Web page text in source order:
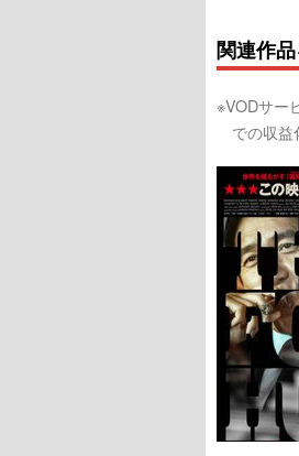
関連作
※VODサー
での収益